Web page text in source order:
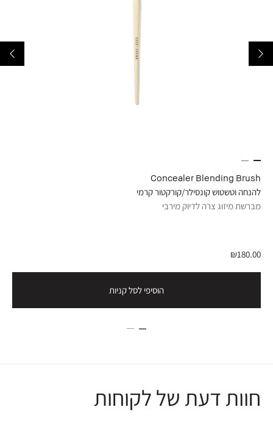
Concealer Blending Brush
להנחה וטשטוש קונסילר/קורקטור קרמי
מברשת מיזוג צרה לדיוק מירבי
₪180.00
הוסיפי לסל קניות
חוות דעת של לקוחות